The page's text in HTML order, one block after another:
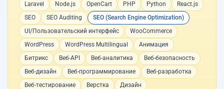
Laravel
Node.js OpenCart PHP Python
React.js
SEO
SEO Auditing
SEO (Search Engine Optimization)
UI/Пользовательский интерфейс
WooCommerce
WordPress
WordPress Multilingual
Анимация
Битрикс
Веб-API Веб-аналитика
Веб-безопасность
Веб-дизайн
Веб-программирование
Веб-разработка
Веб-тестирование
Верстка
Дизайн